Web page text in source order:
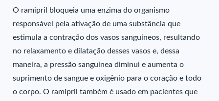
O ramipril bloqueia uma enzima do organismo
responsável pela ativação de uma substância que
estimula a contração dos vasos sanguíneos, resultando
no relaxamento e dilatação desses vasos e, dessa
maneira, a pressão sanguínea diminui e aumenta o
suprimento de sangue e oxigênio para o coração e todo
o corpo. O ramipril também é usado em pacientes que